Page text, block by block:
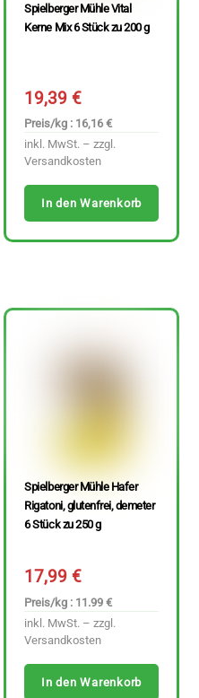
Spielberger Mühle Vital
Kerne Mix 6 Stück zu 200 g
19,39€
Preis/kg : 16,16 €
inkl. MwSt. – zzgl.
Versandkosten
In den Warenkorb
Spielberger Mühle Hafer
Rigatoni, glutenfrei, demeter
6 Stück zu 250 g
17,99€
Preis/kg : 11.99 €
inkl. MwSt. – zzgl.
Versandkosten
In den Warenkorb